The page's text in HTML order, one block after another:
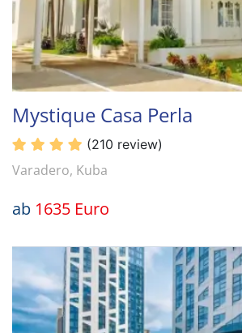
Mystique Casa Perla
(210 review)
Varadero, Kuba
ab 1635 Euro